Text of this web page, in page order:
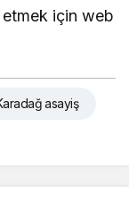
için web
asayiş